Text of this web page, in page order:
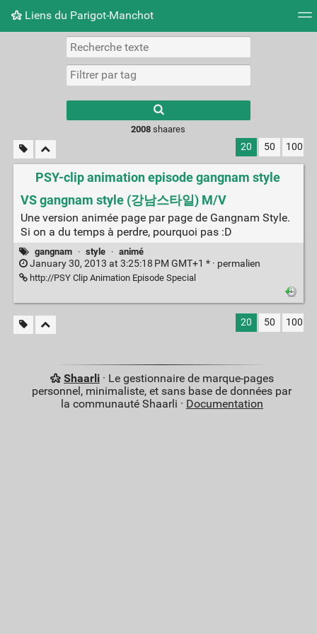
Liens du Parigot-Manchot
Nuage de tags Mur d'images
2008 shaares
20 50 100
PSY-clip animation episode gangnam style
VS gangnam style (강남스타일) M/V
Une version animée page par page de Gangnam Style.
Si on a du temps à perdre, pourquoi pas :D
gangnam · style · animé
January 30, 2013 at 3:25:18 PM GMT+1 * · permalien
http://PSY Clip Animation Episode Special
20 50 100
Shaarli· Le gestionnaire de marque-pages
personnel, minimaliste, et sans base de données par
la communauté Shaarli · Documentation